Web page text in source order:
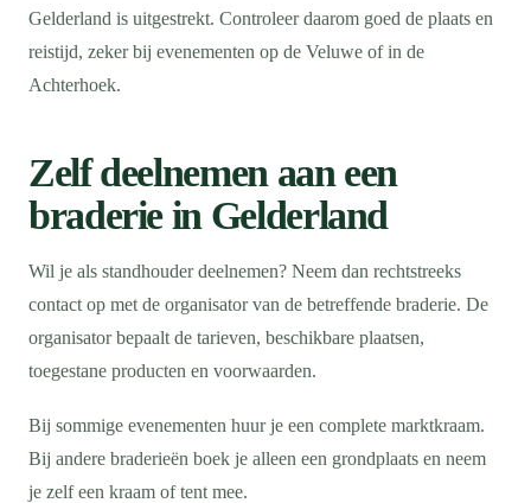
Gelderland is uitgestrekt. Controleer daarom goed de plaats en
reistijd, zeker bij evenementen op de Veluwe of in de
Achterhoek.
Zelf deelnemen aan een
braderie in Gelderland
Wil je als standhouder deelnemen? Neem dan rechtstreeks
contact op met de organisator van de betreffende braderie. De
organisator bepaalt de tarieven, beschikbare plaatsen,
toegestane producten en voorwaarden.
Bij sommige evenementen huur je een complete marktkraam.
Bij andere braderieën boek je alleen een grondplaats en neem
je zelf een kraam of tent mee.